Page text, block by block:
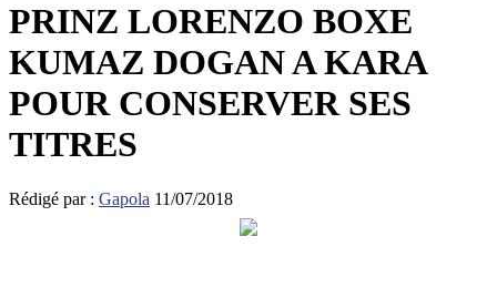
PRINZ LORENZO BOXE
KUMAZ DOGAN A KARA
POUR CONSERVER SES
TITRES
Rédigé par : Gapola 11/07/2018